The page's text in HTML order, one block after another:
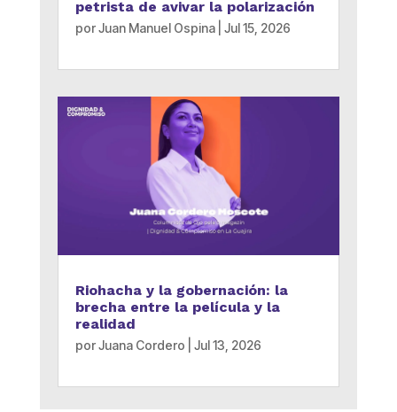
petrista de avivar la polarización
porJuan Manuel Ospina| Jul 15, 2026
Riohacha y la gobernación: la
brecha entre la película y la
realidad
porJuana Cordero Jul 13, 2026